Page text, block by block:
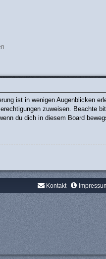
ist in wenigen Augenblicken
zuweisen. Beachte
du dich in diesem Board
Kontakt